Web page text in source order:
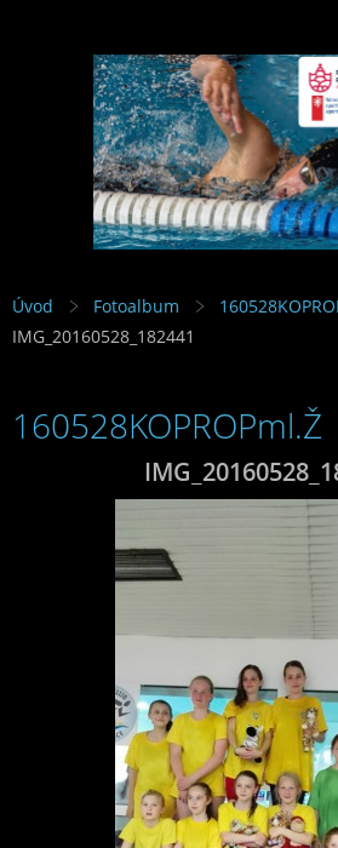
Úvod Fotoalbum
IMG_20160528_182441
160528KOPROPml.Ž